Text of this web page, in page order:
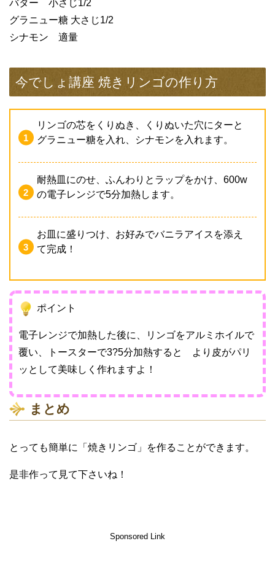
バター 小さじ1/2
グラニュー糖 大さじ1/2
シナモン 適量
今でしょ講座 焼きリンゴの作り方
リンゴの芯をくりぬき、くりぬいた穴にターと
グラニュー糖を入れ、シナモンを入れます。
耐熱皿にのせ、ふんわりとラップをかけ、600w
の電子レンジで5分加熱します。
お皿に盛りつけ、お好みでバニラアイスを添え
て完成！
ポイント
電子レンジで加熱した後に、リンゴをアルミホイルで
覆い、トースターで3?5分加熱すると より皮がパリ
ッとして美味しく作れますよ！
まとめ
とっても簡単に「焼きリンゴ」を作ることができます。
是非作って見て下さいね！
Sponsored Link